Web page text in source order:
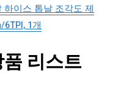
하이스 톱날 조각도 제
6TPI, 1개
리스트